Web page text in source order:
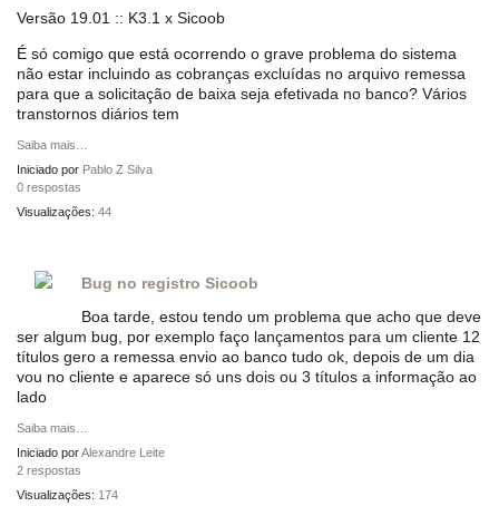
Versão 19.01 :: K3.1 x Sicoob
É só comigo que está ocorrendo o grave problema do sistema
não estar incluindo as cobranças excluídas no arquivo remessa
para que a solicitação de baixa seja efetivada no banco? Vários
transtornos diários tem
Saiba mais…
Iniciado por Pablo Z Silva
0 respostas
Visualizações: 44
Bug no registro Sicoob
Boa tarde, estou tendo um problema que acho que deve
ser algum bug, por exemplo faço lançamentos para um cliente 12
títulos gero a remessa envio ao banco tudo ok, depois de um dia
vou no cliente e aparece só uns dois ou 3 títulos a informação ao
lado
Saiba mais…
Iniciado porAlexandre Leite
2 respostas
Visualizações: 174